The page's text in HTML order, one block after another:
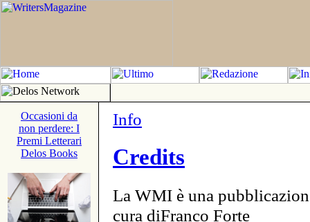
Occasioni da
non perdere: I
Premi Letterari
Delos Books
Info
Credits
La WMI è una
cura diFranco Forte